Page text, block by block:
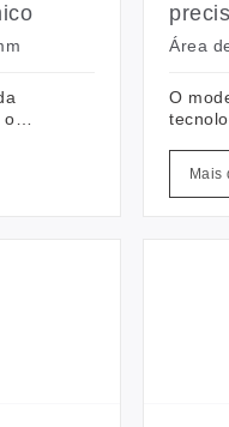
o
a
de
à
Área
O
de
de
Mais